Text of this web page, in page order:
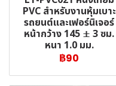
PVC สำหรับงานหุ้มเบาะ
รถยนต์และเฟอร์นิเจอร์
หน้ากว้าง 145 ± 3 ซม.
หนา 1.0 มม.
฿90